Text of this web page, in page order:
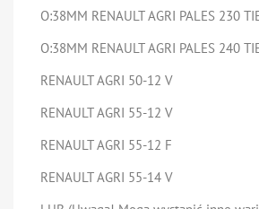
O:38MM RENAULT AGRI PALES 230
O:38MM RENAULT AGRI PALES 240
RENAULT AGRI 50-12 V
RENAULT AGRI 55-12 V
RENAULT AGRI 55-12 F
RENAULT AGRI 55-14 V